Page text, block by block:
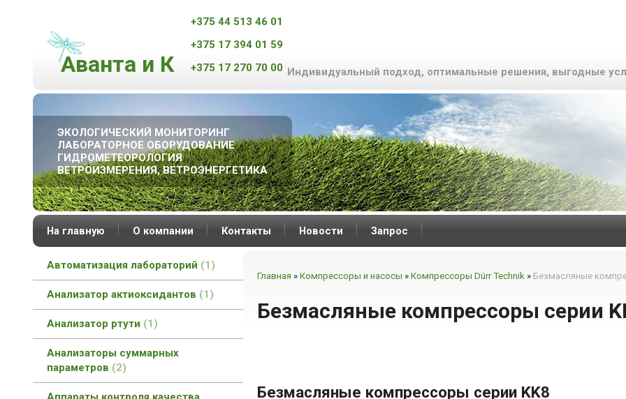
Аванта и К
+375 44 513 46 01
+375 17 394 01 59
+375 17 270 70 00 Индивидуальный подход, оптимальные решения, выгодные
ЭКОЛОГИЧЕСКИЙ МОНИТОРИНГ
ЛАБОРАТОРНОЕ ОБОРУДОВАНИЕ
ГИДРОМЕТЕОРОЛОГИЯ
ВЕТРОИЗМЕРЕНИЯ, ВЕТРОЭНЕРГЕТИКА
На главную О компании Контакты Новости Запрос
Автоматизация лабораторий 1
Анализатор актиоксидантов 1
Анализатор ртути 1
Анализаторы суммарных
параметров
2
Главная » Компрессоры и насосы » Компрессоры Dürr Technik » Безмасляные
Безмасляные компрессоры серии
Безмасляные компрессоры серии KK8